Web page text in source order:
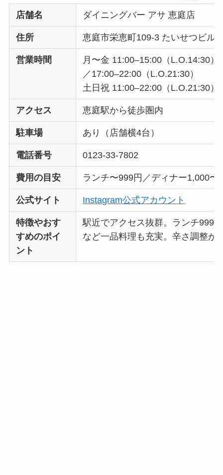
店舗名 ダイニングバー アサ 恵庭店
住所 恵庭市栄恵町109-3 たいせつビル
営業時間
月〜金 11:00–15:00（L.O.14:30）
／17:00–22:00（L.O.21:30）
土日祝 11:00–22:00（L.O.21:30）
アクセス 恵庭駅から徒歩圏内
駐車場 あり（店舗横4台）
電話番号 0123-33-7802
費用の目安 ランチ〜999円／ディナー1,000〜
公式サイト Instagram公式アカウント
特徴やおす
すめのポイ
ント
駅近でアクセス抜群。ランチ999
など一品料理も充実。辛さ調整が